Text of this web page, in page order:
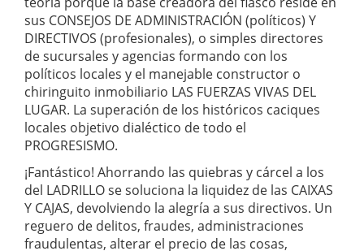
sus CONSEJOS DE ADMINISTRACIÓN (políticos) Y
DIRECTIVOS (profesionales), o simples directores
de sucursales y agencias formando con los
políticos locales y el manejable constructor o
chiringuito inmobiliario LAS FUERZAS VIVAS DEL
LUGAR. La superación de los históricos caciques
locales objetivo dialéctico de todo el
PROGRESISMO.
¡Fantástico! Ahorrando las quiebras y cárcel a los
del LADRILLO se soluciona la liquidez de las CAIXAS
Y CAJAS, devolviendo la alegría a sus directivos. Un
reguero de delitos, fraudes, administraciones
fraudulentas, alterar el precio de las cosas,